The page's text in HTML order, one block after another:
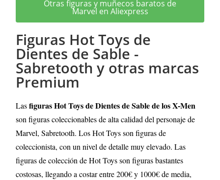
Otras figuras y muñecos baratos de
Marvel en Aliexpress
Figuras Hot Toys de
Dientes de Sable -
Sabretooth y otras marcas
Premium
Lasfiguras Hot Toys de Dientes de Sable de los X-Men
son figuras coleccionables de alta calidad del personaje de
Marvel, Sabretooth. Los Hot Toys son figuras de
coleccionista, con un nivel de detalle muy elevado. Las
figuras de colección de Hot Toys son figuras bastantes
costosas, llegando a costar entre 200€ y 1000€ de media,